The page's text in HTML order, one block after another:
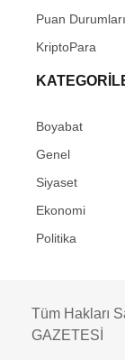
Puan Durumları
KriptoPara
Boyabat
Genel
Siyaset
Ekonomi
Politika
Tüm Hakları
GAZETESİ